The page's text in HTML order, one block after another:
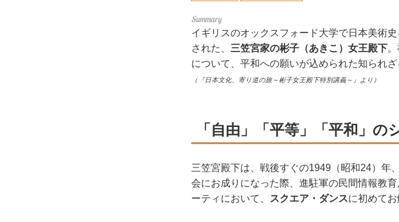
イギリスのオックスフォード大学で日本美術
された、 三笠宮家の彬子（あきこ）女王殿下
について、平和への願いが込められた知られ
（『日本文化、寄り道の旅～彬子女王殿下特別講義～』より）
「自由」「平等」「平和」
三笠宮殿下は、戦後すぐの1949（昭和24）年
会にお成りになった際、進駐軍の民間情報教
ーティにおいて、
スクエア・ダンスに初めてお